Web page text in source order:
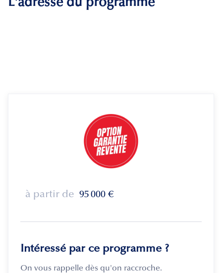
L'adresse du programme
à partir de 95 000 €
Intéressé par ce programme ?
On vous rappelle dès qu'on raccroche.